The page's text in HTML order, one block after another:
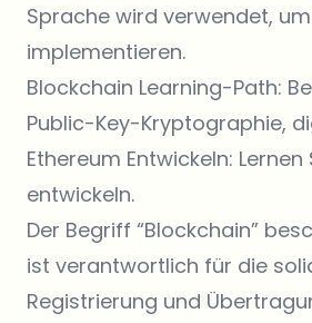
Sprache wird verwendet,
implementieren.
Blockchain Learning-Path:
Public-Key-Kryptographie,
Ethereum Entwickeln:
entwickeln.
Der Begriff “Blockchain”
ist verantwortlich für die
Registrierung und